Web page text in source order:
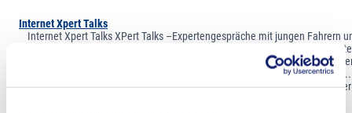
Internet Xpert Talks
Internet Xpert Talks XPert Talks –Expertengespräche mit jungen Fahrern
zur Verbesserung der Verkehrssicherheit Im Kreis Recklinghausen ...
Dezember 2010 die Ausbildung von insgesamt 90 Moderatoren, um mit
Erwachsenen zum Thema „Verkehrssicherheit“ ins Gespräch zu kommen
Altersgruppe der 18 bis 24-Jährigen ist überproportional häufig und